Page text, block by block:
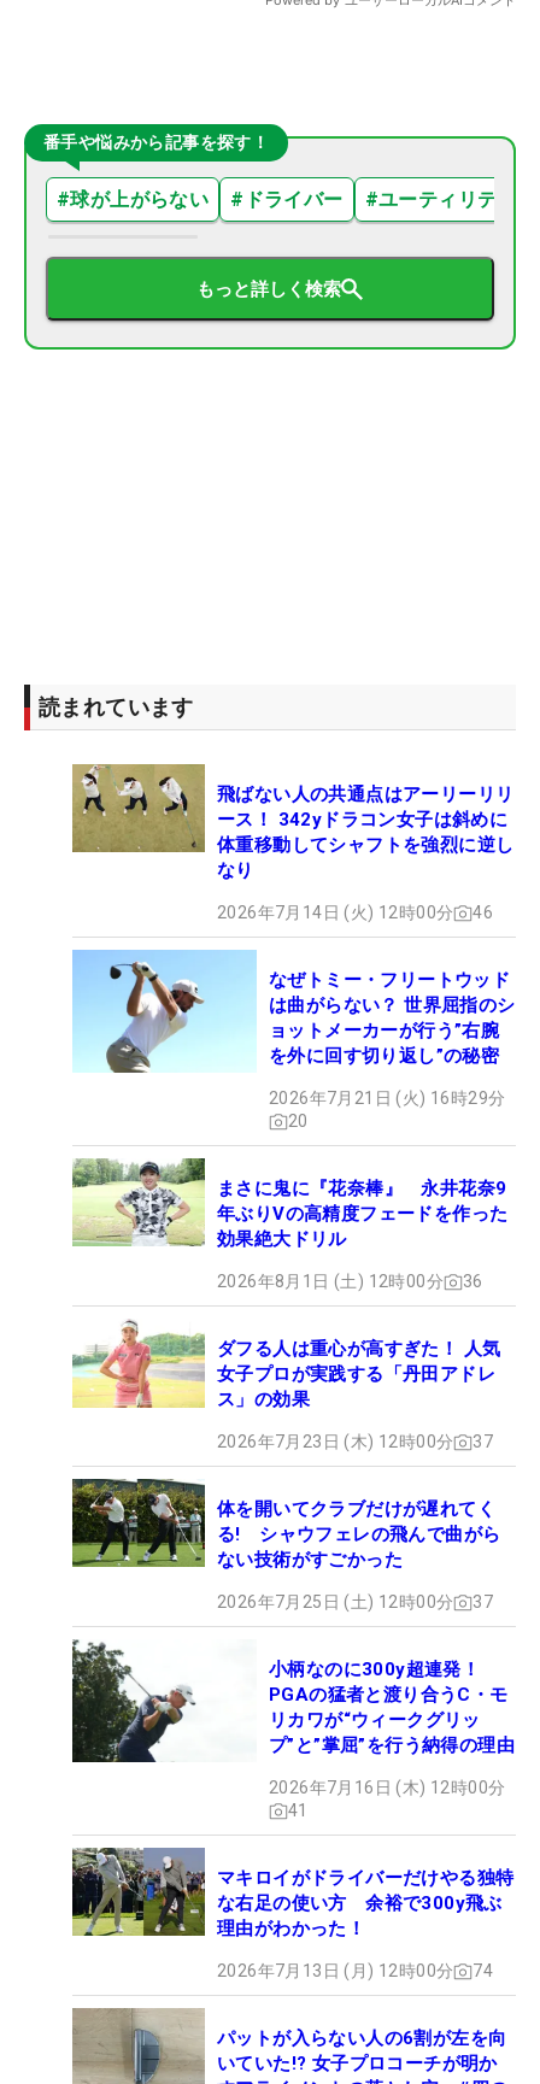
番手や悩みから記事を探す！
#球が上がらない # ドライバー #ユーティリティ
もっと詳しく検索
読まれています
飛ばない人の共通点はアーリーリリ
ース！ 342yドラコン女子は斜めに
体重移動してシャフトを強烈に逆し
なり
2026年7月14日 (火) 12時00分 46
なぜトミー・フリートウッド
は曲がらない？ 世界屈指のシ
ョットメーカーが行う”右腕
を外に回す切り返し”の秘密
2026年7月21日 (火) 16時29分
20
まさに鬼に『花奈棒』 永井花奈9
年ぶりVの高精度フェードを作った
効果絶大ドリル
2026年8月1日 (土) 12時00分 36
ダフる人は重心が高すぎた！ 人気
女子プロが実践する「丹田アドレ
ス」の効果
2026年7月23日 (木) 12時00分 37
体を開いてクラブだけが遅れてく
る! シャウフェレの飛んで曲がら
ない技術がすごかった
2026年7月25日 (土) 12時00分 37
小柄なのに300y超連発！
PGAの猛者と渡り合うC・モ
リカワが“ウィークグリッ
プ”と”掌屈”を行う納得の理由
2026年7月16日 (木) 12時00分
41
マキロイがドライバーだけやる独特
な右足の使い方 余裕で300y飛ぶ
理由がわかった！
2026年7月13日 (月) 12時00分 74
パットが入らない人の6割が左を向
いていた!? 女子プロコーチが明か